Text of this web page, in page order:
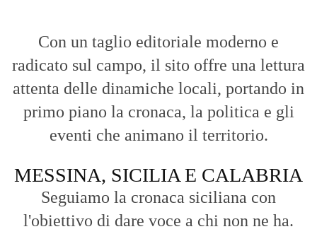
Con un taglio editoriale moderno e
radicato sul campo, il sito offre una lettura
attenta delle dinamiche locali, portando in
primo piano la cronaca, la politica e gli
eventi che animano il territorio.
MESSINA, SICILIA E CALABRIA
Seguiamo la cronaca siciliana con
l'obiettivo di dare voce a chi non ne ha.